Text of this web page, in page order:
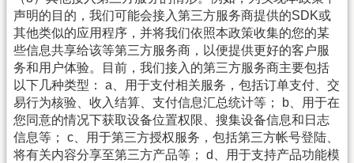
声明的目的，我们可能会接入第三方服务商提供的SDK或
其他类似的应用程序，并将我们依照本政策收集的您的某
些信息共享给该等第三方服务商，以便提供更好的客户服
务和用户体验。目前，我们接入的第三方服务商主要包括
以下几种类型： a、用于支付相关服务，包括订单支付、交
易行为核验、收入结算、支付信息汇总统计等； b、用于在
您同意的情况下获取设备位置权限、搜集设备信息和日志
信息等； c、用于第三方授权服务，包括第三方帐号登陆、
将有关内容分享至第三方产品等； d、用于支持产品功能模